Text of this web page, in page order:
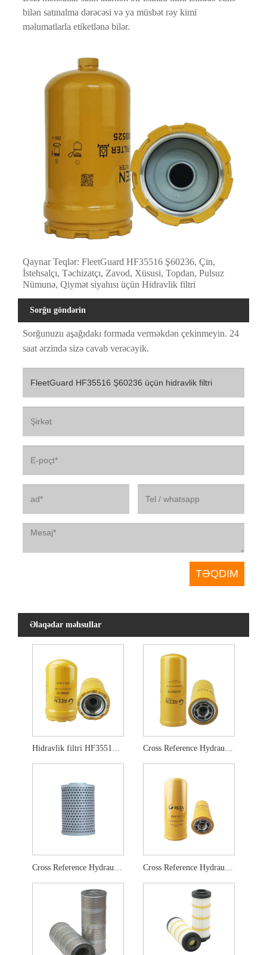
bilən satınalma dərəcəsi və ya müsbət rəy kimi
məlumatlarla etiketlənə bilər.
Qaynar Teqlər: FleetGuard HF35516 Ş60236, Çin,
İstehsalçı, Təchizatçı, Zavod, Xüsusi, Topdan, Pulsuz
Nümunə, Qiymət siyahısı üçün Hidravlik filtri
Sorğu göndərin
Sorğunuzu aşağıdakı formada verməkdən çekinmeyin. 24
saat ərzində sizə cavab verəcəyik.
Əlaqədar məhsullar
Hidravlik filtri HF35519 5i-8670 5i-8670x Cross Reference Hydraulic Filter HF6555
Cross Reference Hydraulic Filter HF6861 Cross Reference Hydraulic Filter HF6588